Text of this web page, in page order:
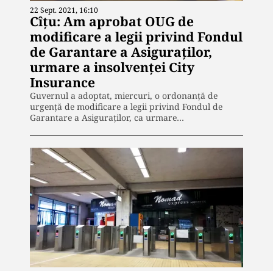
22 Sept. 2021, 16:10
Cîțu: Am aprobat OUG de
modificare a legii privind Fondul
de Garantare a Asiguraților,
urmare a insolvenței City
Insurance
Guvernul a adoptat, miercuri, o ordonanță de
urgență de modificare a legii privind Fondul de
Garantare a Asiguraților, ca urmare…